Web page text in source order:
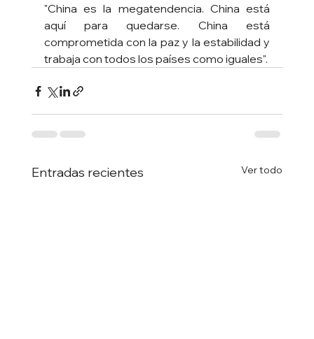
"China es la megatendencia. China está
aquí para quedarse. China está
comprometida con la paz y la estabilidad y
trabaja con todos los países como iguales".
Entradas recientes Ver todo